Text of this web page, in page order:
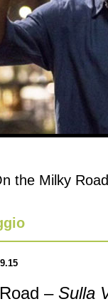
the Milky
– Sulla